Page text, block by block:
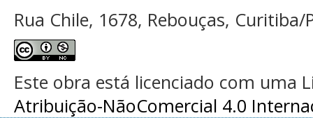
Rua Chile, 1678, Rebouças, Curitiba/
Este obra está licenciado com uma
Atribuição-NãoComercial 4.0